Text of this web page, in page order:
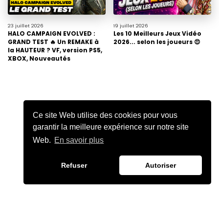
Ce site Web utilise des cookies pour vous
garantir la meilleure expérience sur notre site
Web. En savoir plus
Refuser Autoriser
23 juillet 2026
HALO CAMPAIGN EVOLVED :
GRAND TEST 🔥 Un REMAKE à
la HAUTEUR ? VF, version PS5,
XBOX, Nouveautés
19 juillet 2026
Les 10 Meilleurs Jeux Vidéo
2026... selon les joueurs 😍